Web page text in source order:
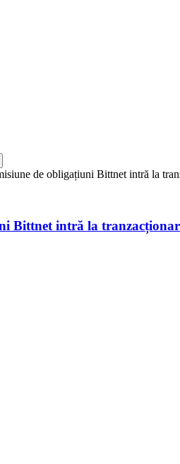
de obligațiuni Bittnet intră la
Bittnet intră la